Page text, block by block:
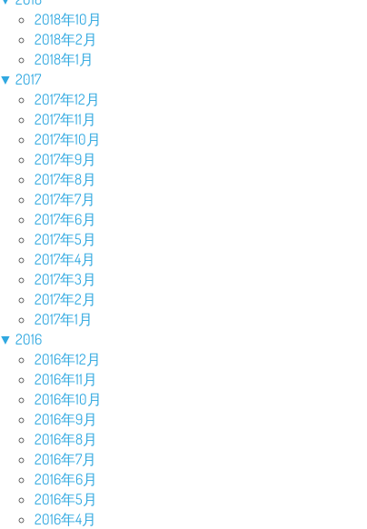
2018年10月
2018年2月
2018年1月
▼ 2017
2017年12月
2017年11月
2017年10月
2017年9月
2017年8月
2017年7月
2017年6月
2017年5月
2017年4月
2017年3月
2017年2月
2017年1月
▼ 2016
2016年12月
2016年11月
2016年10月
2016年9月
2016年8月
2016年7月
2016年6月
2016年5月
2016年4月